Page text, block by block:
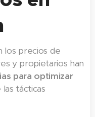
los precios de
y propietarios han
para optimizar
las tácticas